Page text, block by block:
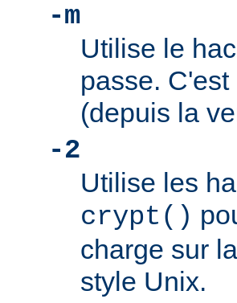
-m
Utilise le
passe.
(depuis la
-2
Utilise les
crypt()
charge sur
style Unix.